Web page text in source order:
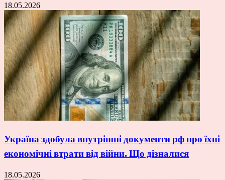
18.05.2026
Україна здобула внутрішні документи рф про їхні
економічні втрати від війни. Що дізналися
18.05.2026